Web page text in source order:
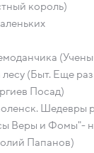
король)
(Быт. Еще раз
Посад)
Шедевры
Веры и Фомы"-
Папанов)